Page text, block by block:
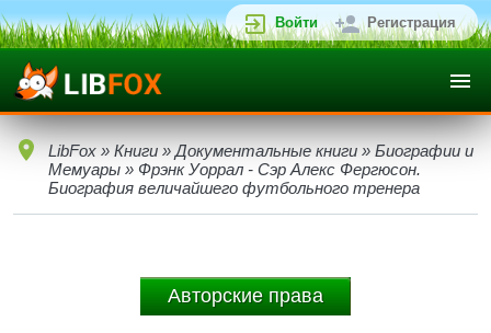
Войти Регистрация
LibFox » Книги » Документальные книги » Биографии и
Мемуары » Фрэнк Уоррал - Сэр Алекс Фергюсон.
Биография величайшего футбольного тренера
Авторские права